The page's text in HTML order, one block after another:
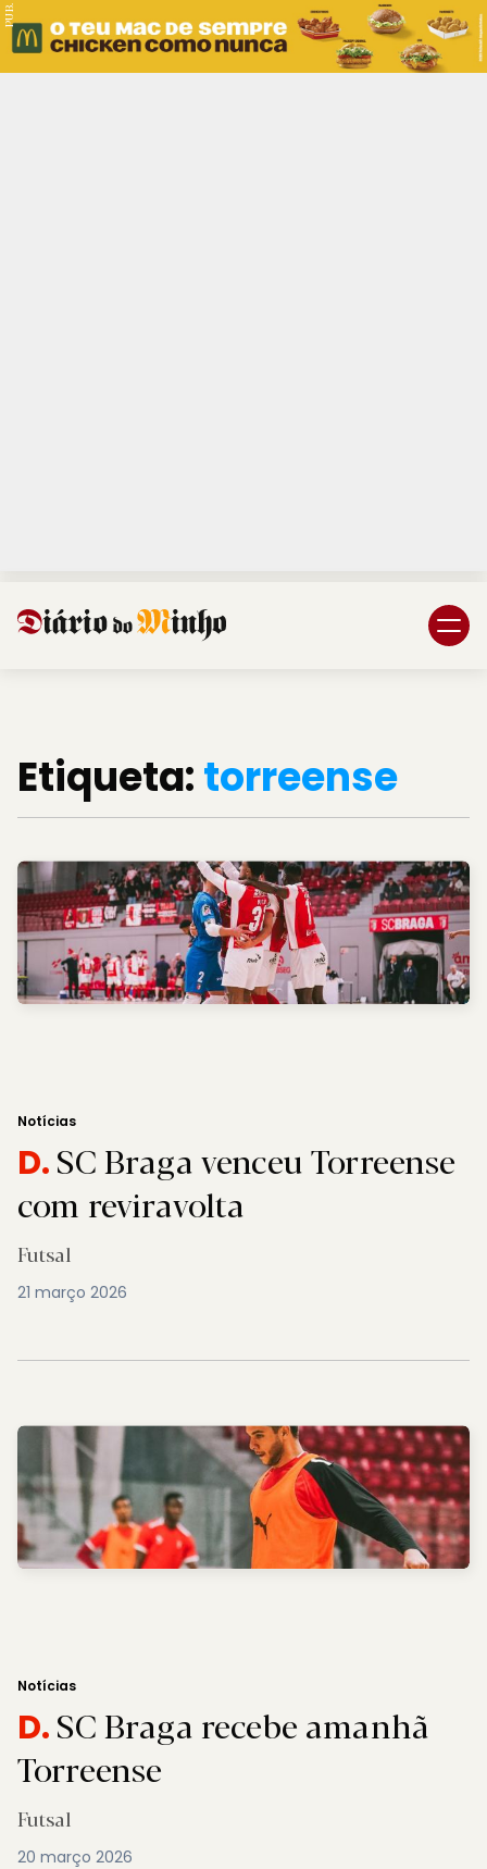
PUB.
Etiqueta:torreense
Notícias
D.SC Braga venceu Torreense
com reviravolta
Futsal
21 março 2026
Notícias
D.SC Braga recebe amanhã
Torreense
Futsal
20 março 2026